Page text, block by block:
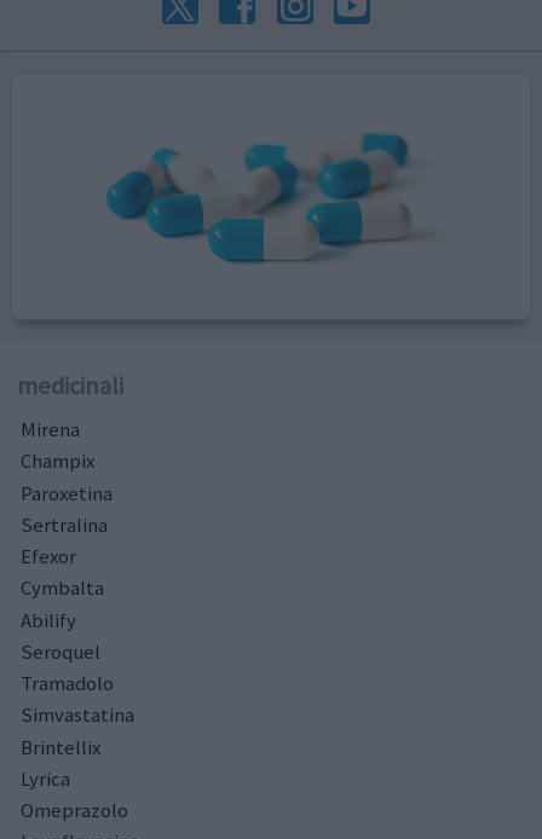
medicinali
Mirena
Champix
Paroxetina
Sertralina
Efexor
Cymbalta
Abilify
Seroquel
Tramadolo
Simvastatina
Brintellix
Lyrica
Omeprazolo